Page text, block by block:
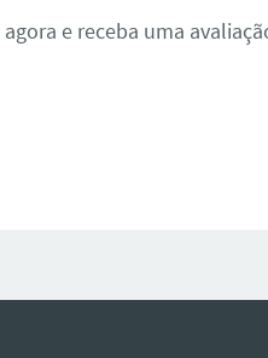
agora e receba uma